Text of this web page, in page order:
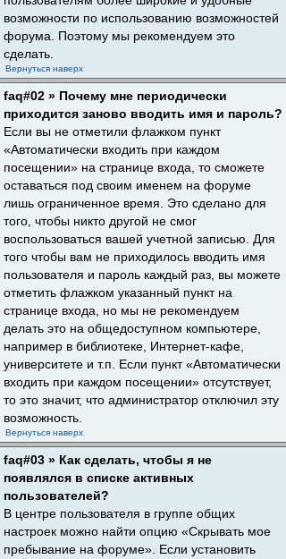
возможности по использованию возможностей
форума. Поэтому мы рекомендуем это
сделать.
Вернуться наверх
faq#02 » Почему мне периодически
приходится заново вводить имя и пароль?
Если вы не отметили флажком пункт
«Автоматически входить при каждом
посещении» на странице входа, то сможете
оставаться под своим именем на форуме
лишь ограниченное время. Это сделано для
того, чтобы никто другой не смог
воспользоваться вашей учетной записью. Для
того чтобы вам не приходилось вводить имя
пользователя и пароль каждый раз, вы можете
отметить флажком указанный пункт на
странице входа, но мы не рекомендуем
делать это на общедоступном компьютере,
например в библиотеке, Интернет-кафе,
университете и т.п. Если пункт «Автоматически
входить при каждом посещении» отсутствует,
то это значит, что администратор отключил эту
возможность.
Вернуться наверх
faq#03 » Как сделать, чтобы я не
появлялся в списке активных
пользователей?
В центре пользователя в группе общих
настроек можно найти опцию «Скрывать мое
пребывание на форуме». Если установить